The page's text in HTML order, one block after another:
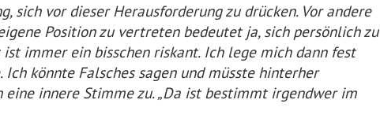
sich vor dieser Herausforderung zu drücken. Vor andere
Position zu vertreten bedeutet ja, sich persönlich zu
ist immer ein bisschen riskant. Ich lege mich dann fest
könnte Falsches sagen und müsste hinterher
innere Stimme zu. „Da ist bestimmt irgendwer im